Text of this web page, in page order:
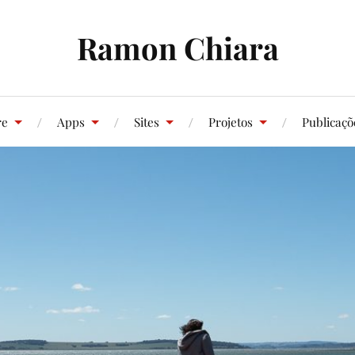
Ramon Chiara
Apps Sites Projetos